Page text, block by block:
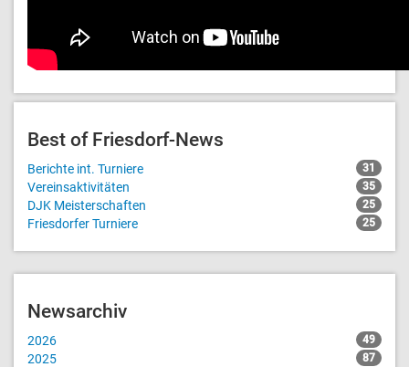
Best of Friesdorf-News
Berichte int. Turniere 31
Vereinsaktivitäten 35
DJK Meisterschaften 25
Friesdorfer Turniere 25
Newsarchiv
2026 49
2025 87